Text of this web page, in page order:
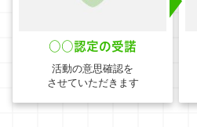
○○認定の受諾
活動の意思確認を
させていただきます